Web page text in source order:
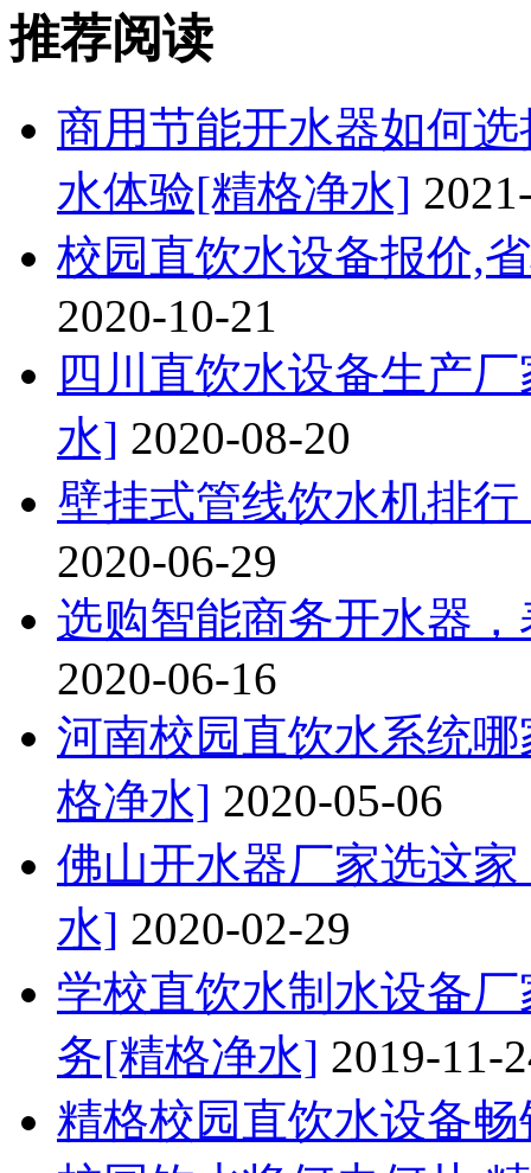
推荐阅读
商用节能开水器如何
水体验[精格净水]
校园直饮水设备报价,
2020-10-21
四川直饮水设备生产
水] 2020-08-20
壁挂式管线饮水机排
2020-06-29
选购智能商务开水器
2020-06-16
河南校园直饮水系统
格净水] 2020-05-06
佛山开水器厂家选这
水] 2020-02-29
学校直饮水制水设备
务[精格净水] 2019-11-
精格校园直饮水设备